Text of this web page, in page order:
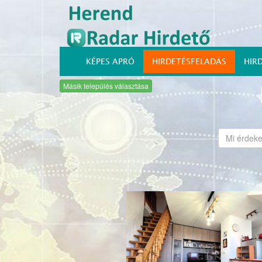
KÉPES APRÓ HIRDETÉSFELADÁS
Másik település választása